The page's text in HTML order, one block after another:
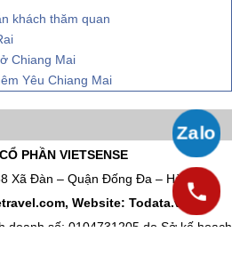
khách thăm quan
Chiang Mai
Yêu Chiang Mai
PHẦN VIETSENSE
Xã Đàn – Quận Đống Đa – Hà Nội
Website: Todata.vn,
doanh số: 0104731205 do Sở kế hoạch